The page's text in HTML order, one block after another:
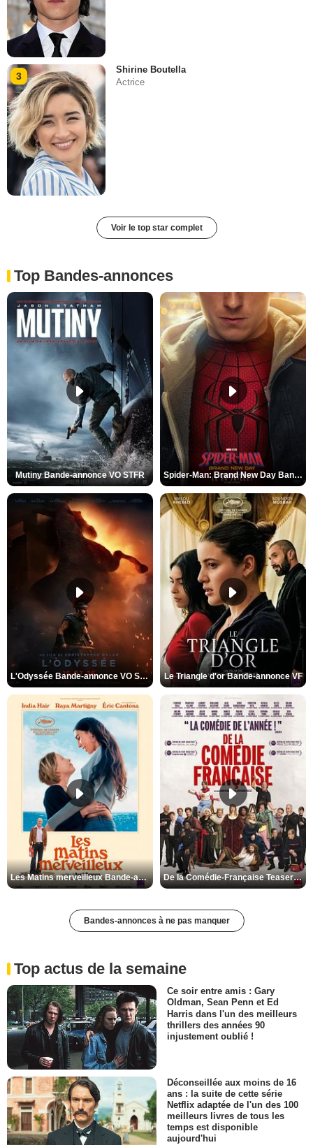
3
Shirine Boutella
Actrice
Voir le top star complet
Top Bandes-annonces
Mutiny Bande-annonce VO STFR Spider-Man: Brand New Day Bande-annonce VO STFR
L'Odyssée Bande-annonce VO STFR Le Triangle d'or Bande-annonce VF
Les Matins merveilleux Bande-annonce VF De la Comédie-Française Teaser VF
Bandes-annonces à ne pas manquer
Top actus de la semaine
Ce soir entre amis : Gary
Oldman, Sean Penn et Ed
Harris dans l'un des meilleurs
thrillers des années 90
injustement oublié !
Déconseillée aux moins de 16
ans : la suite de cette série
Netflix adaptée de l'un des 100
meilleurs livres de tous les
temps est disponible
aujourd'hui